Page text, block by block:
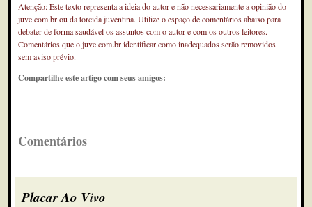
Atenção: Este texto representa a ideia do autor e não necessariamente a opinião do
juve.com.br ou da torcida juventina. Utilize o espaço de comentários abaixo para
debater de forma saudável os assuntos com o autor e com os outros leitores.
Comentários que o juve.com.br identificar como inadequados serão removidos
sem aviso prévio.
Compartilhe este artigo com seus amigos:
Comentários
Placar Ao Vivo